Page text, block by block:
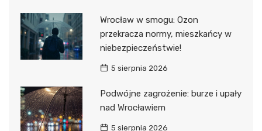
Wrocław w smogu: Ozon
przekracza normy, mieszkańcy w
niebezpieczeństwie!
5 sierpnia 2026
Podwójne zagrożenie: burze i upały
nad Wrocławiem
5 sierpnia 2026